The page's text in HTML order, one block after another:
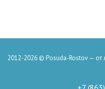
2012-2026 © Posuda-Rostov — от